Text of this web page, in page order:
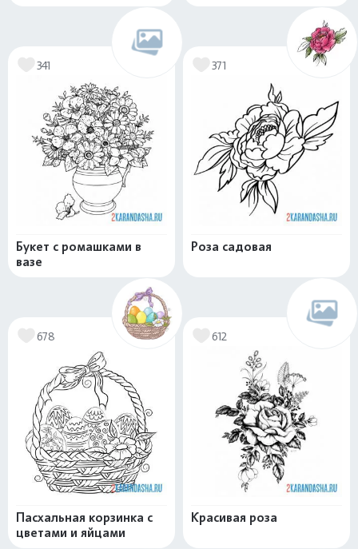
341
Букет с ромашками в
вазе
371
Роза садовая
678
Пасхальная корзинка с
цветами и яйцами
612
Красивая роза